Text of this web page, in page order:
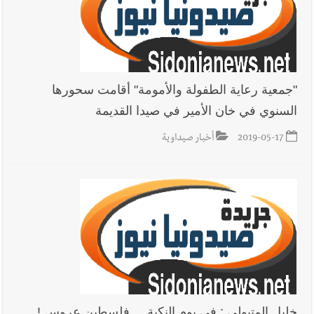
أخبار العالم الرئيس الأميركي ترامب يحذّر إيران من ضربة قوية...
وإعلام إيراني: الاتّفاق مع عُمان مؤجّل ما دامت التهديدات مستمرّة
"جمعية رعاية الطفولة والأمومة" أقامت سحورها
السنوي في خان الأمير في صيدا القديمة
2019-05-17 أخبار صيداوية